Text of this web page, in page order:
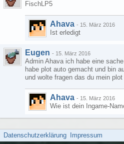
FischLP5
Ahava - 15. März 2016
Ist erledigt
Eugen - 15. März 2016
Admin Ahava ich habe eine
habe plot auto gemacht und bin
und wolte fragen das du mein
Ahava - 15. März 2016
Wie ist dein Ingame-
Datenschutzerklärung Impressum